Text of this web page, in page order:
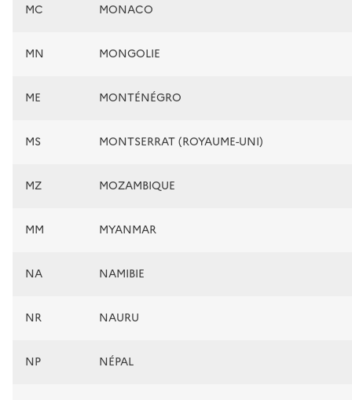
MC MONACO
MN MONGOLIE
ME MONTÉNÉGRO
MS MONTSERRAT (ROYAUME-UNI)
MZ MOZAMBIQUE
MM MYANMAR
NA NAMIBIE
NR NAURU
NP NÉPAL